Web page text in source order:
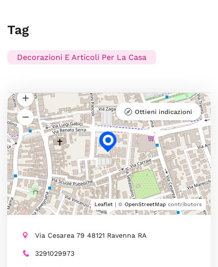
Tag
Decorazioni E Articoli Per La Casa
Leaflet | © OpenStreetMap contributors
Ottieni indicazioni
Via Cesarea 79 48121 Ravenna RA
3291029973